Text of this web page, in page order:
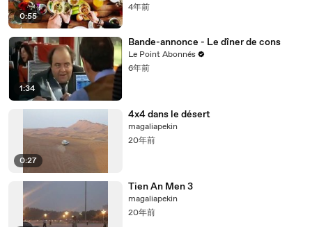
0:55
4年前
1:34
Bande-annonce - Le dîner de cons
Le Point Abonnés
6年前
0:27
4x4 dans le désert
magaliapekin
20年前
Tien An Men 3
magaliapekin
20年前